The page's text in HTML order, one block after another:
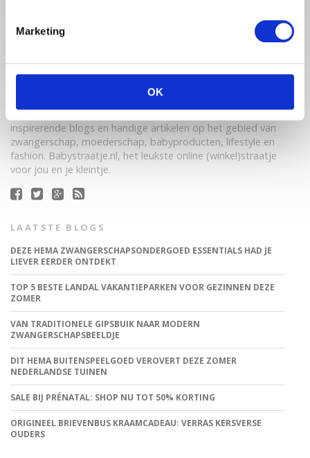
Marketing
OK
Babystraatje.nl is een uniek platform voor aanstaande en
jonge moeders. Een online ontmoetingsplek vol
inspirerende blogs en handige artikelen op het gebied van
zwangerschap, moederschap, babyproducten, lifestyle en
fashion. Babystraatje.nl, het leukste online (winkel)straatje
voor jou en je kleintje.
LAATSTE BLOGS
DEZE HEMA ZWANGERSCHAPSONDERGOED ESSENTIALS HAD JE
LIEVER EERDER ONTDEKT
TOP 5 BESTE LANDAL VAKANTIEPARKEN VOOR GEZINNEN DEZE
ZOMER
VAN TRADITIONELE GIPSBUIK NAAR MODERN
ZWANGERSCHAPSBEELDJE
DIT HEMA BUITENSPEELGOED VEROVERT DEZE ZOMER
NEDERLANDSE TUINEN
SALE BIJ PRÉNATAL: SHOP NU TOT 50% KORTING
ORIGINEEL BRIEVENBUS KRAAMCADEAU: VERRAS KERSVERSE
OUDERS